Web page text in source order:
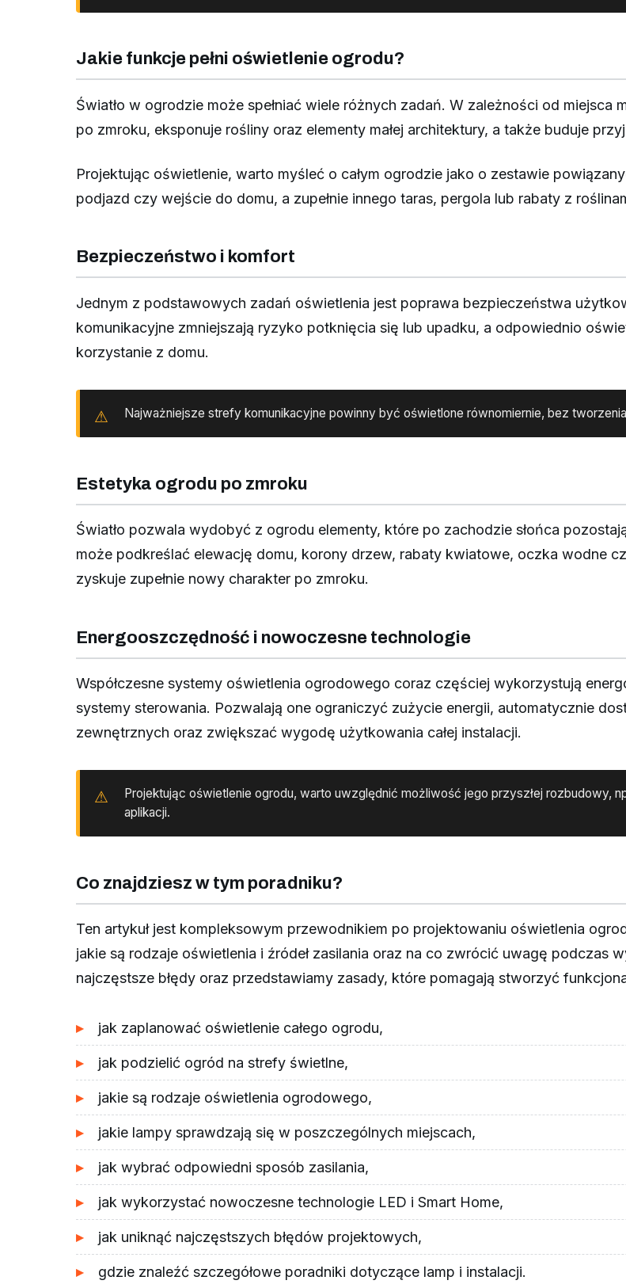
Jakie funkcje pełni oświetlenie ogrodu?
Światło w ogrodzie może spełniać wiele różnych zadań. W zależności od
po zmroku, eksponuje rośliny oraz elementy małej architektury, a także buduje
Projektując oświetlenie, warto myśleć o całym ogrodzie jako o zestawie
podjazd czy wejście do domu, a zupełnie innego taras, pergola lub rabaty z
Bezpieczeństwo i komfort
Jednym z podstawowych zadań oświetlenia jest poprawa bezpieczeństwa
komunikacyjne zmniejszają ryzyko potknięcia się lub upadku, a odpowiednio
korzystanie z domu.
Najważniejsze strefy komunikacyjne powinny być oświetlone równomiernie, bez
Estetyka ogrodu po zmroku
Światło pozwala wydobyć z ogrodu elementy, które po zachodzie słońca
może podkreślać elewację domu, korony drzew, rabaty kwiatowe, oczka wodne
zyskuje zupełnie nowy charakter po zmroku.
Energooszczędność i nowoczesne technologie
Współczesne systemy oświetlenia ogrodowego coraz częściej wykorzystują
systemy sterowania. Pozwalają one ograniczyć zużycie energii, automatycznie
zewnętrznych oraz zwiększać wygodę użytkowania całej instalacji.
Projektując oświetlenie ogrodu, warto uwzględnić możliwość jego przyszłej rozbudowy,
aplikacji.
Co znajdziesz w tym poradniku?
Ten artykuł jest kompleksowym przewodnikiem po projektowaniu oświetlenia
jakie są rodzaje oświetlenia i źródeł zasilania oraz na co zwrócić uwagę podczas
najczęstsze błędy oraz przedstawiamy zasady, które pomagają stworzyć
jak zaplanować oświetlenie całego ogrodu,
jak podzielić ogród na strefy świetlne,
jakie są rodzaje oświetlenia ogrodowego,
jakie lampy sprawdzają się w poszczególnych miejscach,
jak wybrać odpowiedni sposób zasilania,
jak wykorzystać nowoczesne technologie LED i Smart Home,
jak uniknąć najczęstszych błędów projektowych,
gdzie znaleźć szczegółowe poradniki dotyczące lamp i instalacji.